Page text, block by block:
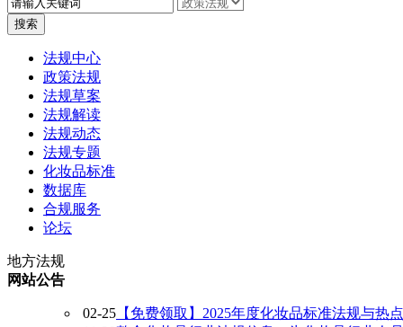
法规中心
政策法规
法规草案
法规解读
法规动态
法规专题
化妆品标准
数据库
合规服务
论坛
地方法规
网站公告
02-25 【免费领取】2025年度化妆品标准法规与热